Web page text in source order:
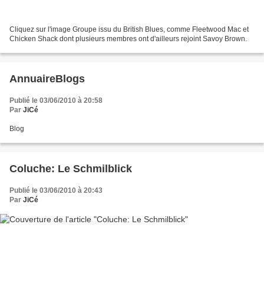
Cliquez sur l'image Groupe issu du British Blues, comme Fleetwood Mac et
Chicken Shack dont plusieurs membres ont d'ailleurs rejoint Savoy Brown.
AnnuaireBlogs
Publié le 03/06/2010 à 20:58
Par JiCé
Blog
Coluche: Le Schmilblick
Publié le 03/06/2010 à 20:43
Par JiCé